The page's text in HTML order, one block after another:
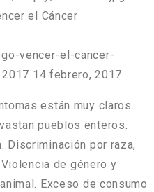
el Cáncer
vencer-el-cancer-
14 febrero, 2017
están muy claros.
pueblos enteros.
Discriminación por raza,
de género y
Exceso de consumo